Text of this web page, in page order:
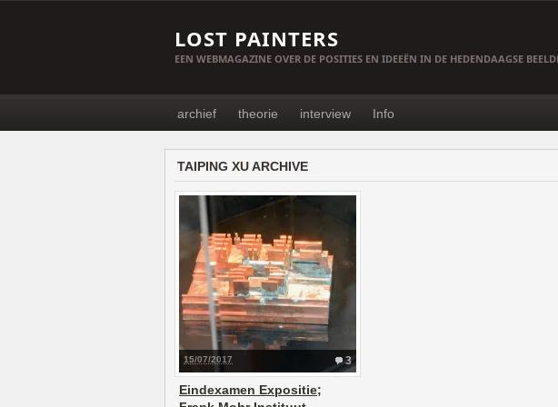
LOST PAINTERS
EEN WEBMAGAZINE OVER DE POSITIES EN IDEEËN IN DE HEDENDAAGSE
archief theorie interview Info
TAIPING XU ARCHIVE
3
15/07/2017
Eindexamen Expositie;